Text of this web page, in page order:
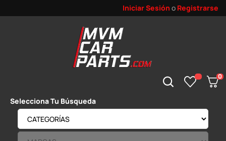
Iniciar Sesión o Registrarse
0
Selecciona Tu Búsqueda